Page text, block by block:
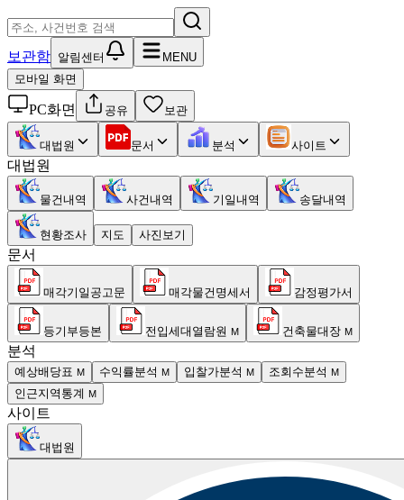
보관함 알림센터
MENU
모바일 화면
PC화면 공유 보관
대법원 문서 분석 사이트
대법원
물건내역 사건내역 기일내역 송달내역
현황조사 지도 사진보기
문서
매각기일공고문 매각물건명세서 감정평가서
등기부등본 전입세대열람원 M 건축물대장 M
분석
예상배당표 M 수익률분석 M 입찰가분석 M 조회수분석 M
인근지역통계 M
사이트
대법원